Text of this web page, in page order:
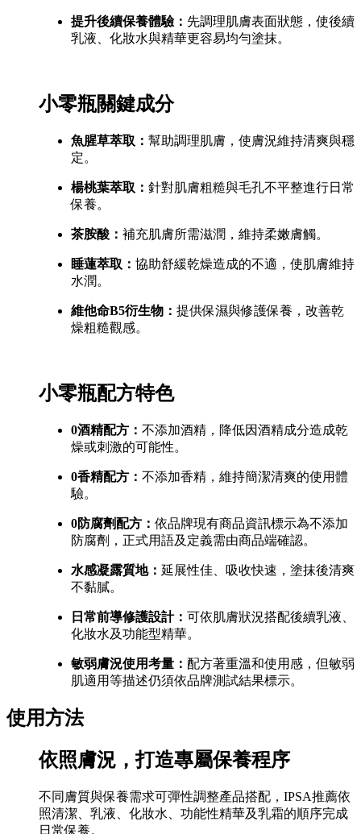
提升後續保養體驗： 先調理肌膚表面狀態，使後續
乳液、化妝水與精華更容易均勻塗抹。
小零瓶關鍵成分
魚腥草萃取： 幫助調理肌膚，使膚況維持清爽與穩
定。
楊桃葉萃取： 針對肌膚粗糙與毛孔不平整進行日常
保養。
茶胺酸： 補充肌膚所需滋潤，維持柔嫩膚觸。
睡蓮萃取： 協助舒緩乾燥造成的不適，使肌膚維持
水潤。
維他命B5衍生物： 提供保濕與修護保養，改善乾
燥粗糙觀感。
小零瓶配方特色
0酒精配方： 不添加酒精，降低因酒精成分造成乾
燥或刺激的可能性。
0香精配方： 不添加香精，維持簡潔清爽的使用體
驗。
0防腐劑配方： 依品牌現有商品資訊標示為不添加
防腐劑，正式用語及定義需由商品端確認。
水感凝露質地： 延展性佳、吸收快速，塗抹後清爽
不黏膩。
日常前導修護設計： 可依肌膚狀況搭配後續乳液、
化妝水及功能型精華。
敏弱膚況使用考量： 配方著重溫和使用感，但敏弱
肌適用等描述仍須依品牌測試結果標示。
使用方法
依照膚況，打造專屬保養程序
不同膚質與保養需求可彈性調整產品搭配，IPSA推薦依
照清潔、乳液、化妝水、功能性精華及乳霜的順序完成
日常保養。